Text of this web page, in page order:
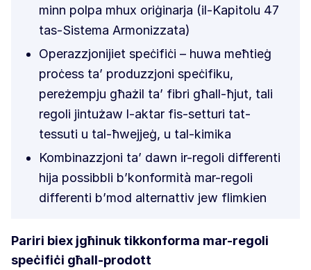
minn polpa mhux oriġinarja (il-Kapitolu 47
tas-Sistema Armonizzata)
Operazzjonijiet speċifiċi – huwa meħtieġ
proċess ta’ produzzjoni speċifiku,
pereżempju għażil ta’ fibri għall-ħjut, tali
regoli jintużaw l-aktar fis-setturi tat-
tessuti u tal-ħwejjeġ, u tal-kimika
Kombinazzjoni ta’ dawn ir-regoli differenti
hija possibbli b’konformità mar-regoli
differenti b’mod alternattiv jew flimkien
Pariri biex jgħinuk tikkonforma mar-regoli
speċifiċi għall-prodott